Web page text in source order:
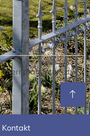
Internetagentur city-
Kontakt